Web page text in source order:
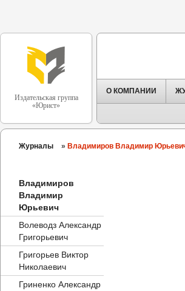
Издательская группа
«Юрист»
О КОМПАНИИ
Журналы » Владимиров Владимир
Владимиров
Владимир
Юрьевич
Волеводз Александр
Григорьевич
Григорьев Виктор
Николаевич
Гриненко Александр